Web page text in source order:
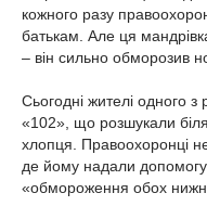
кожного разу
батькам. Але ця
– він сильно обморозив
Сьогодні жителі одного з
«102», що розшукали
хлопця. Правоохоронці
де йому надали допомогу
«обмороження обох